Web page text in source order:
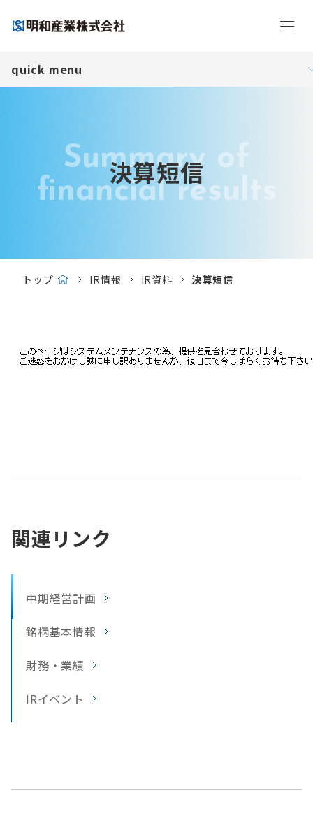
メニ
quick menu
Summary of
financial results
決算短信
トップ IR情報 IR資料 決算短信
関連リンク
中期経営計画
銘柄基本情報
財務・業績
IRイベント